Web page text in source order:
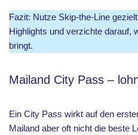
Fazit: Nutze Skip-the-Line
Highlights und verzichte darauf,
bringt.
Mailand City Pass –
Ein City Pass wirkt auf den
Mailand aber oft nicht die beste